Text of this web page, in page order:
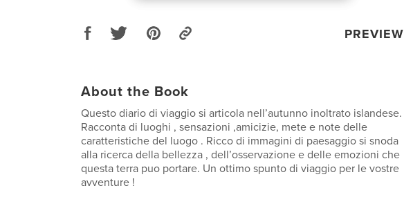
PREVIEW
About the Book
Questo diario di viaggio si articola nell’autunno inoltrato islandese.
Racconta di luoghi , sensazioni ,amicizie, mete e note delle
caratteristiche del luogo . Ricco di immagini di paesaggio si snoda
alla ricerca della bellezza , dell’osservazione e delle emozioni che
questa terra puo portare. Un ottimo spunto di viaggio per le vostre
avventure !